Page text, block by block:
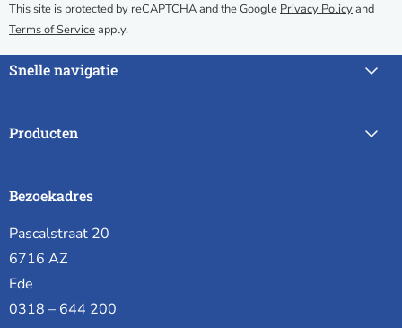
This site is protected by reCAPTCHA and the Google Privacy Policyand
Terms of Serviceapply.
Snelle navigatie
Producten
Bezoekadres
Pascalstraat 20
6716 AZ
Ede
0318 – 644 200